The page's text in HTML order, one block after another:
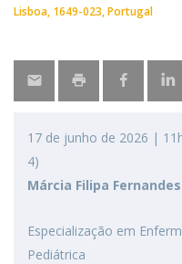
Lisboa 1649-023 Portugal
17 de junho de 2026 |
4)
Márcia Filipa
Especialização em
Pediátrica